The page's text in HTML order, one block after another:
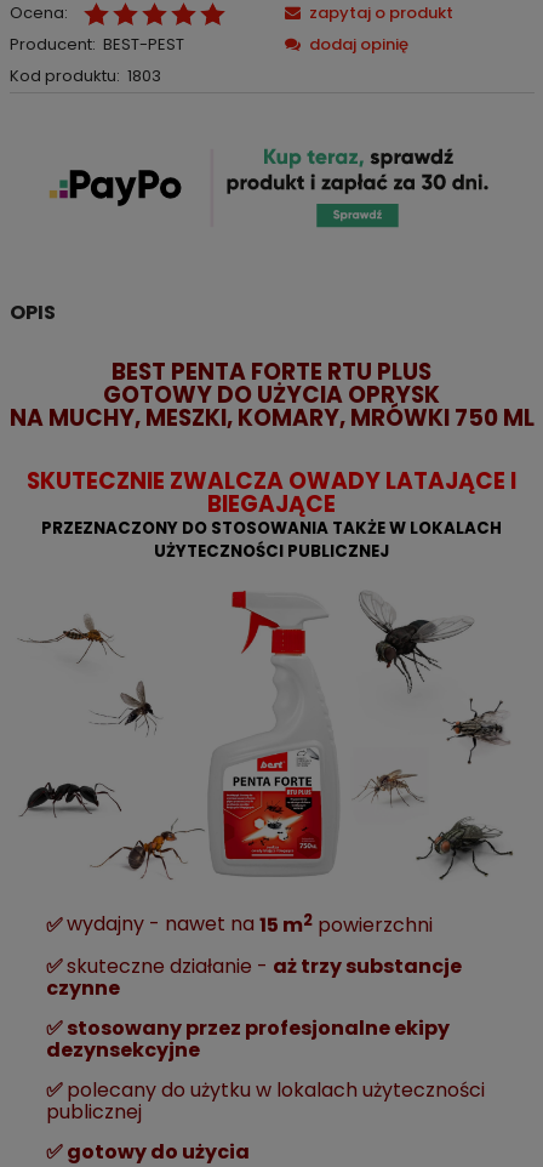
Ocena:
Producent: BEST-PEST
Kod produktu: 1803
zapytaj o produkt
dodaj opinię
OPIS
BEST PENTA FORTE RTU PLUS
GOTOWY DO UŻYCIA OPRYSK
NA MUCHY, MESZKI, KOMARY, MRÓWKI 750 ML
SKUTECZNIE ZWALCZA OWADY LATAJĄCE I
BIEGAJĄCE
PRZEZNACZONY DO STOSOWANIA TAKŻE W LOKALACH
UŻYTECZNOŚCI PUBLICZNEJ
✅wydajny - nawet na 15 m2powierzchni
✅skuteczne działanie - aż trzy substancje
czynne
✅stosowany przez profesjonalne ekipy
dezynsekcyjne
✅polecany do użytku w lokalach użyteczności
publicznej
✅gotowy do użycia